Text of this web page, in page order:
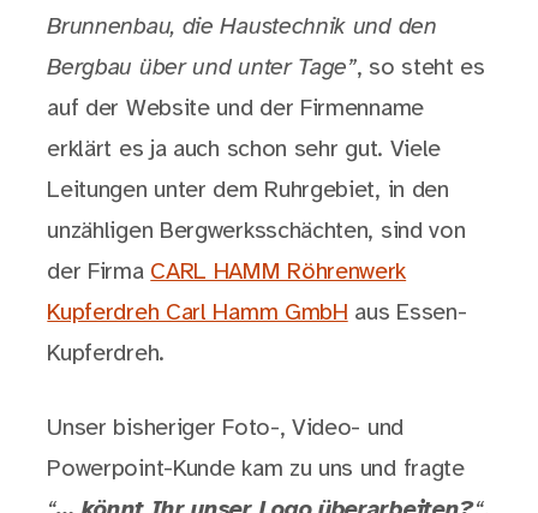
Brunnenbau, die Haustechnik und den
Bergbau über und unter Tage”, so steht es
auf der Website und der Firmenname
erklärt es ja auch schon sehr gut. Viele
Leitungen unter dem Ruhrgebiet, in den
unzähligen Bergwerksschächten, sind von
der Firma CARL HAMM Röhrenwerk
Kupferdreh Carl Hamm GmbH aus Essen-
Kupferdreh.
Unser bisheriger Foto-, Video- und
Powerpoint-Kunde kam zu uns und fragte